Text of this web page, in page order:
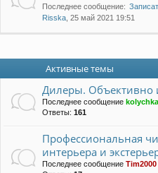
Последнее сообщение:
Risska , 25 май 2021 19:51
Активные темы
Дилеры. Объективно
Последнее сообщение kolychka
Ответы: 161
Профессиональная
интерьера и
Последнее сообщение Tim2000